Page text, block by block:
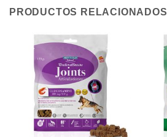
PRODUCTOS RELACIONADOS